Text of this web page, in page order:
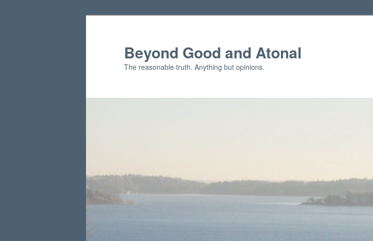
Beyond Good and Atonal
The reasonable truth. Anything but opinions.